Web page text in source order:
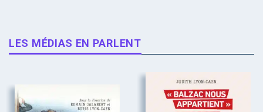
LES MÉDIAS EN PARLENT